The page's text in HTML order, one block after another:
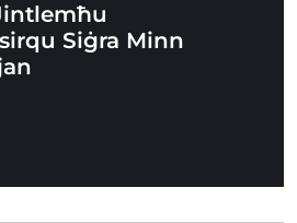
Siġra Minn